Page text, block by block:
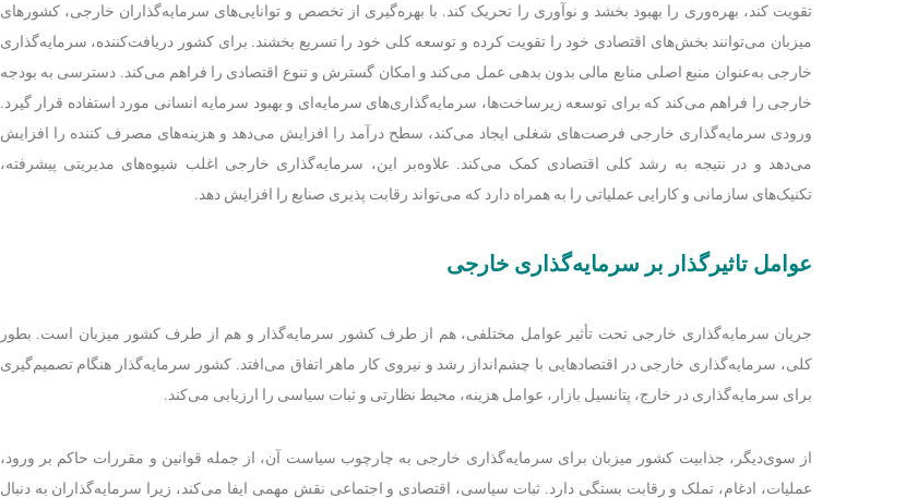
تقویت کند، بهره‌وری را بهبود بخشد و نوآوری را تحریک کند. با بهره‌گیری از تخصص و توانایی‌های سرمایه‌گذاران خارجی، کشورهای
میزبان می‌توانند بخش‌های اقتصادی خود را تقویت کرده و توسعه کلی خود را تسریع بخشند. برای کشور دریافت‌کننده، سرمایه‌گذاری
خارجی به‌عنوان منبع اصلی منابع مالی بدون بدهی عمل می‌کند و امکان گسترش و تنوع اقتصادی را فراهم می‌کند. دسترسی به بودجه
خارجی را فراهم می‌کند که برای توسعه زیرساخت‌ها، سرمایه‌گذاری‌های سرمایه‌ای و بهبود سرمایه انسانی مورد استفاده قرار گیرد.
ورودی سرمایه‌گذاری خارجی فرصت‌های شغلی ایجاد می‌کند، سطح درآمد را افزایش می‌دهد و هزینه‌های مصرف کننده را افزایش
می‌دهد و در نتیجه به رشد کلی اقتصادی کمک می‌کند. علاوه‌بر این، سرمایه‌گذاری خارجی اغلب شیوه‌های مدیریتی پیشرفته،
تکنیک‌های سازمانی و کارایی عملیاتی را به همراه دارد که می‌تواند رقابت پذیری صنایع را افزایش دهد.
عوامل تاثیرگذار بر سرمایه‌گذاری خارجی
جریان سرمایه‌گذاری خارجی تحت تأثیر عوامل مختلفی، هم از طرف کشور سرمایه‌گذار و هم از طرف کشور میزبان است. بطور
کلی، سرمایه‌گذاری خارجی در اقتصادهایی با چشم‌انداز رشد و نیروی کار ماهر اتفاق می‌افتد. کشور سرمایه‌گذار هنگام تصمیم‌گیری
برای سرمایه‌گذاری در خارج، پتانسیل بازار، عوامل هزینه، محیط نظارتی و ثبات سیاسی را ارزیابی می‌کند.
از سوی‌دیگر، جذابیت کشور میزبان برای سرمایه‌گذاری خارجی به چارچوب سیاست آن، از جمله قوانین و مقررات حاکم بر ورود،
عملیات، ادغام، تملک و رقابت بستگی دارد. ثبات سیاسی، اقتصادی و اجتماعی نقش مهمی ایفا می‌کند، زیرا سرمایه‌گذاران به دنبال